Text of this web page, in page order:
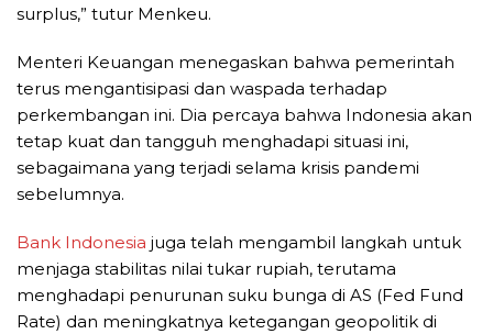
surplus,” tutur Menkeu.
Menteri Keuangan menegaskan bahwa pemerintah
terus mengantisipasi dan waspada terhadap
perkembangan ini. Dia percaya bahwa Indonesia akan
tetap kuat dan tangguh menghadapi situasi ini,
sebagaimana yang terjadi selama krisis pandemi
sebelumnya.
Bank Indonesia juga telah mengambil langkah untuk
menjaga stabilitas nilai tukar rupiah, terutama
menghadapi penurunan suku bunga di AS (Fed Fund
Rate) dan meningkatnya ketegangan geopolitik di